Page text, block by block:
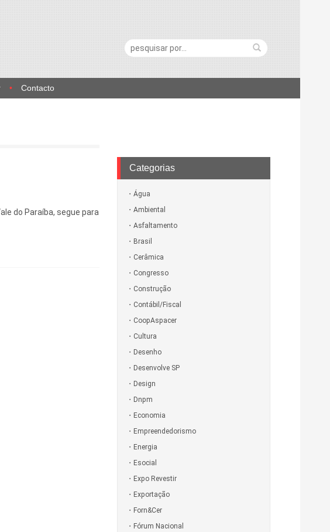
Contacto
Pesquisa:
do Paraíba, segue para
Categorias
Água
Ambiental
Asfaltamento
Brasil
Cerâmica
Congresso
Construção
Contábil/Fiscal
CoopAspacer
Cultura
Desenho
Desenvolve SP
Design
Dnpm
Economia
Empreendedorismo
Energia
Esocial
Expo Revestir
Exportação
Forn&Cer
Fórum Nacional